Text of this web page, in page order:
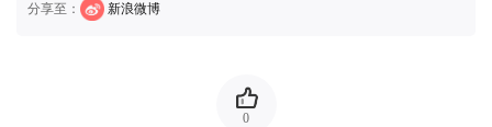
分享至： 新浪微博
0